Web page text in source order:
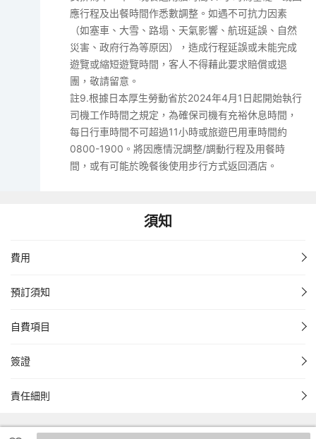
應行程及出餐時間作悉數調整。如遇不可抗力因素
（如塞車、大雪、路塌、天氣影響、航班延誤、自然
災害、政府行為等原因），造成行程延誤或未能完成
遊覽或縮短遊覽時間，客人不得藉此要求賠償或退
團，敬請留意。
註9.根據日本厚生勞動省於2024年4月1日起開始執行
司機工作時間之規定，為確保司機有充裕休息時間，
每日行車時間不可超過11小時或旅遊巴用車時間約
0800-1900。將因應情況調整/調動行程及用餐時
間，或有可能於晚餐後使用步行方式返回酒店。
須知
費用
預訂須知
自費項目
簽證
責任細則